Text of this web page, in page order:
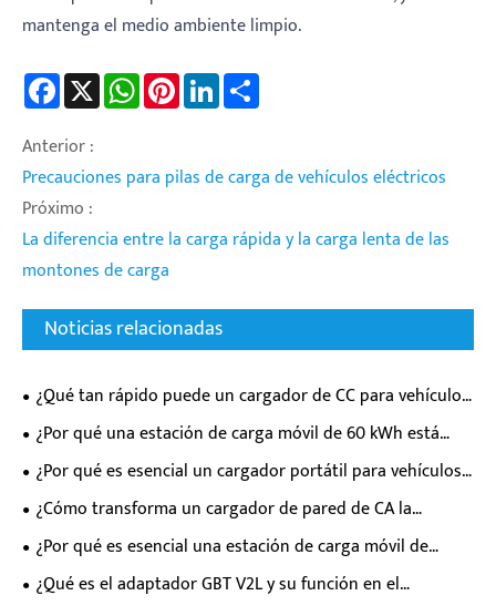
mantenga el medio ambiente limpio.
Facebook WhatsAppPinterestLinkedIn
Anterior :
Precauciones para pilas de carga de vehículos eléctricos
Próximo :
La diferencia entre la carga rápida y la carga lenta de las
montones de carga
Noticias relacionadas
¿Qué tan rápido puede un cargador de CC para vehículos
eléctricos llenar realmente la batería de su automóvil
eléctrico?
¿Por qué una estación de carga móvil de 60 kWh está
transformando la flexibilidad de carga de vehículos
eléctricos?
¿Por qué es esencial un cargador portátil para vehículos
eléctricos Tesla para los propietarios de vehículos
eléctricos modernos?
¿Cómo transforma un cargador de pared de CA la
experiencia diaria de carga de vehículos eléctricos?
¿Por qué es esencial una estación de carga móvil de
rescate en carretera de 65 kWh para el soporte de
emergencia de vehículos eléctricos modernos?
¿Qué es el adaptador GBT V2L y su función en el